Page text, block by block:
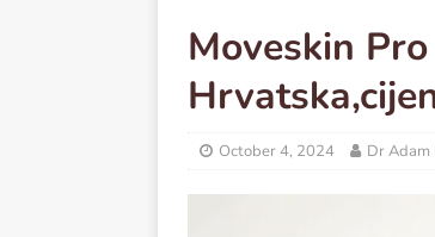
Moveskin Pro
October 4, 2024 Dr Adam